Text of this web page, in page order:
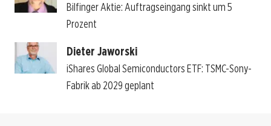
Bilfinger Aktie: Auftragseingang sinkt um 5
Prozent
Dieter Jaworski
iShares Global Semiconductors ETF: TSMC-Sony-
Fabrik ab 2029 geplant